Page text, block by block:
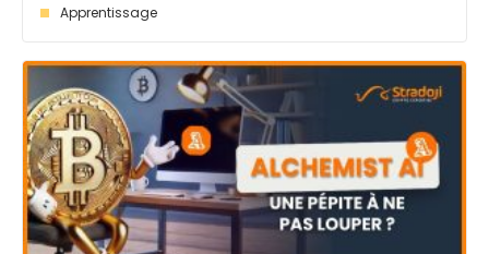
Apprentissage